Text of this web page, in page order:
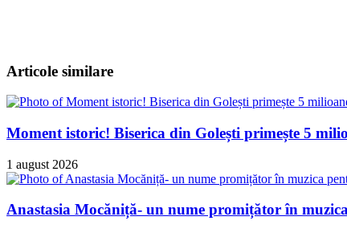
Articole similare
Moment istoric! Biserica din Golești primește 5
1 august 2026
Anastasia Mocăniță- un nume promițător în